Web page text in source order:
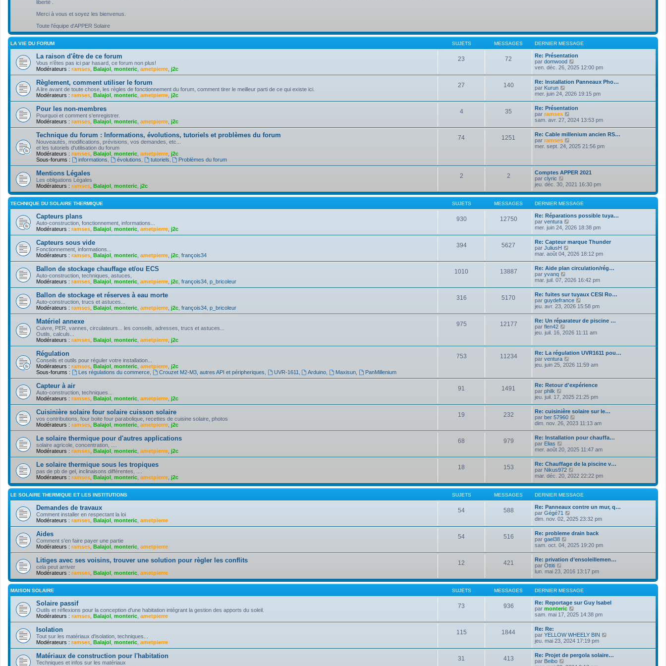
liberté .
Merci à vous et soyez les bienvenus.
Toute l'équipe d'APPER Solaire
LA VIE DU FORUM SUJETS MESSAGES DERNIER MESSAGE
La raison d'être de ce forum
Vous n'êtes pas ici par hasard, ce forum non plus!
Modérateurs : ramses Balajol monteric ametpierre j2c
23 72
Re: Présentation
par domwood
o
r
e
d
e
r
i
e
r
m
e
s
g
e
ven. déc. 26, 2025 12:00 pm
Règlement, comment utiliser le forum
A lire avant de toute chose, les règles de fonctionnement du forum, comment tirer le meilleur parti de ce qui existe ici.
Modérateurs : ramses Balajol monteric ametpierre j2c
27 140
Re: Installation Panneaux Pho…
par Kurun
o
l
e
d
e
r
n
i
m
e
s
s
a
g
mer. juin 24, 2026 19:15 pm
Pour les non-membres
Pourquoi et comment s'enregistrer.
Modérateurs : ramses Balajol monteric ametpierre j2c
4 35
Re: Présentation
par ramses
o
r
l
e
d
n
i
r
m
e
s
s
a
e
sam. avr. 27, 2024 13:53 pm
Technique du forum : Informations, évolutions, tutoriels et problèmes du forum
Nouveautés, modifications, prévisions, vos demandes, etc...
et les tutoriels d'utilisation du forum
Modérateurs : ramses Balajol monteric ametpierre j2c
Sous-forums :
informations évolutions tutoriels Problèmes du forum
74 1251
Re: Cable millenium ancien RS…
par ramses
o
e
d
e
r
n
i
e
r
m
s
s
a
e
mer. sept. 24, 2025 21:56 pm
Mentions Légales
Les obligations Légales
Modérateurs : ramses Balajol monteric j2c
2 2
Comptes APPER 2021
par clyric
o
r
l
d
e
r
n
i
e
r
m
e
s
s
a
jeu. déc. 30, 2021 16:30 pm
TECHNIQUE DU SOLAIRE THERMIQUE SUJETS MESSAGES DERNIER MESSAGE
Capteurs plans
Auto-construction, fonctionnement, informations...
Modérateurs : ramses Balajol monteric ametpierre j2c
930 12750
Re: Réparations possible tuya…
par ventura
o
l
e
d
e
r
i
e
r
m
e
s
s
a
e
mer. juin 24, 2026 18:38 pm
Capteurs sous vide
Fonctionnement, informations...
Modérateurs : ramses Balajol monteric ametpierre j2c françois34
394 5627
Re: Capteur marque Thunder
par JuliusH
o
l
e
d
e
r
n
i
e
r
m
e
s
a
g
mar. août 04, 2026 18:12 pm
Ballon de stockage chauffage et/ou ECS
Auto-construction, techniques, astuces,
Modérateurs : ramses Balajol monteric ametpierre j2c françois34 p_bricoleur
1010 13887
Re: Aide plan circulation/rég…
par yvanq
o
l
e
d
e
r
i
r
m
e
s
s
g
e
mar. juil. 07, 2026 16:42 pm
Ballon de stockage et réserves à eau morte
Auto-construction, trucs et astuces...
Modérateurs : ramses Balajol monteric ametpierre j2c françois34 p_bricoleur
316 5170
Re: fuites sur tuyaux CESI Ro…
par guydefrance
o
l
e
d
r
n
e
m
e
s
s
a
g
e
jeu. avr. 23, 2026 15:58 pm
Matériel annexe
Cuivre, PER, vannes, circulateurs... les conseils, adresses, trucs et astuces...
Outils, calculs...
Modérateurs : ramses Balajol monteric ametpierre j2c
975 12177
Re: Un réparateur de piscine …
par flen42
o
l
e
d
e
n
i
r
m
e
s
s
a
g
e
jeu. juil. 16, 2026 11:11 am
Régulation
Conseils et outils pour réguler votre installation...
Modérateurs : ramses Balajol monteric ametpierre j2c
Sous-forums :
Les régulations du commerce, Crouzet M2-M3, autres API et péripheriques UVR-1611 Arduino Maxisun PanMillenium
753 11234
Re: La régulation UVR1611 pou…
par ventura
o
e
d
e
r
n
i
e
r
m
e
s
s
a
g
e
jeu. juin 25, 2026 11:59 am
Capteur à air
Auto-construction, techniques...
Modérateurs : ramses Balajol monteric ametpierre j2c
91 1491
Re: Retour d'expérience
par philk
o
r
l
e
d
e
r
i
e
r
m
e
s
s
g
jeu. juil. 17, 2025 21:25 pm
Cuisinière solaire four solaire cuisson solaire
vos contributions, four boite four parabolique, recettes de cuisine solaire, photos
Modérateurs : ramses Balajol monteric ametpierre j2c
19 232
Re: cuisinière solaire sur le…
par ber 57960
o
l
e
d
e
r
i
e
r
m
e
s
a
dim. nov. 26, 2023 11:13 am
Le solaire thermique pour d'autres applications
solaire agricole, concentration, ....
Modérateurs : ramses Balajol monteric ametpierre j2c
68 979
Re: Installation pour chauffa…
par Elias
o
r
l
e
d
e
r
n
i
e
r
m
e
s
s
a
g
mer. août 20, 2025 11:47 am
Le solaire thermique sous les tropiques
pas de pb de gel, inclinaisons différentes, ....
Modérateurs : ramses Balajol monteric ametpierre j2c
18 153
Re: Chauffage de la piscine v…
par Nikus972
o
r
l
d
e
r
n
i
e
m
e
s
a
e
mar. déc. 20, 2022 22:22 pm
LE SOLAIRE THERMIQUE ET LES INSTITUTIONS SUJETS MESSAGES DERNIER MESSAGE
Demandes de travaux
Comment installer en respectant la loi
Modérateurs : ramses Balajol monteric ametpierre
54 588
Re: Panneaux contre un mur, q…
par Gégé71
o
l
e
d
e
r
i
e
r
m
e
s
s
a
dim. nov. 02, 2025 23:32 pm
Aides
Comment s'en faire payer une partie
Modérateurs : ramses Balajol monteric ametpierre
54 516
Re: probleme drain back
par gael38
o
l
e
d
e
r
n
i
e
r
m
e
s
a
sam. oct. 04, 2025 19:20 pm
Litiges avec ses voisins, trouver une solution pour règler les conflits
cela peut arriver
Modérateurs : ramses Balajol monteric ametpierre
12 421
Re: privation d’ensoleillemen…
par Ottiti
o
r
l
d
e
r
n
i
r
m
e
s
s
lun. mai 23, 2016 13:17 pm
MAISON SOLAIRE SUJETS MESSAGES DERNIER MESSAGE
Solaire passif
Outils et réflexions pour la conception d'une habitation intégrant la gestion des apports du soleil.
Modérateurs : ramses Balajol monteric ametpierre
73 936
Re: Reportage sur Guy Isabel
par monteric
o
e
d
e
r
sam. mai 17, 2025 14:38 pm
Isolation
Tout sur les matériaux d'isolation, techniques...
Modérateurs : ramses Balajol monteric ametpierre
115 1844
Re: Re:
par YELLOW WHEELY BIN
l
jeu. mai 23, 2024 17:19 pm
Matériaux de construction pour l'habitation
Techniques et infos sur les matériaux
31 413
Re: Projet de pergola solaire…
par Beibo